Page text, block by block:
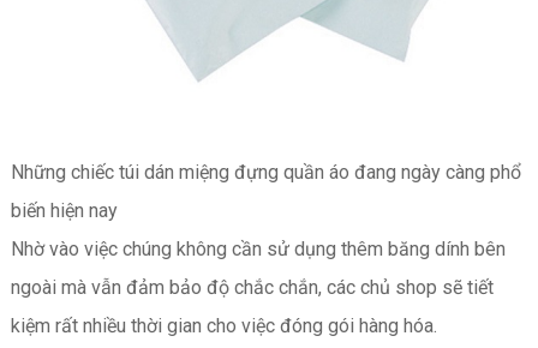
Những chiếc túi dán miệng đựng quần áo đang ngày càng phổ
biến hiện nay
Nhờ vào việc chúng không cần sử dụng thêm băng dính bên
ngoài mà vẫn đảm bảo độ chắc chắn, các chủ shop sẽ tiết
kiệm rất nhiều thời gian cho việc đóng gói hàng hóa.